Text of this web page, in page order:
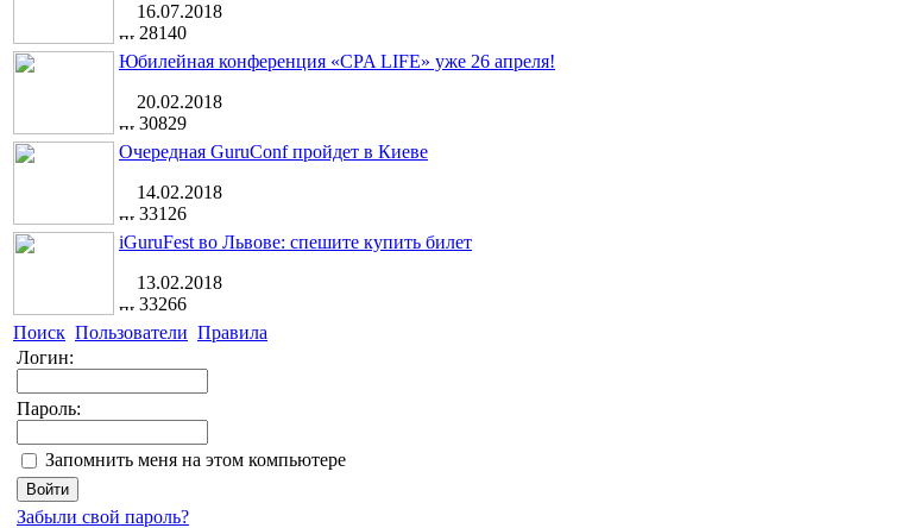
16.07.2018
28140
Юбилейная конференция «CPA LIFE» уже 26 апреля!
20.02.2018
30829
Очередная GuruConf пройдет в Киеве
14.02.2018
33126
iGuruFest во Львове: спешите купить билет
13.02.2018
33266
Поиск Пользователи Правила
Логин:
Пароль:
Запомнить меня на этом компьютере
Забыли свой пароль?